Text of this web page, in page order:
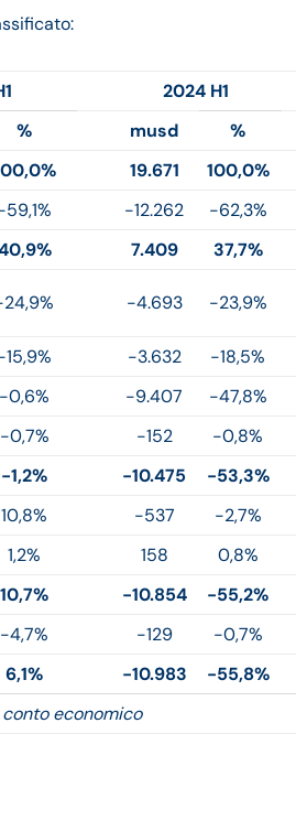
2024 H1
% musd %
19.671 100,0%
-12.262 -62,3%
7.409 37,7%
-4.693 -23,9%
-3.632 -18,5%
-0,6% -9.407 -47,8%
-0,7% -152 -0,8%
-1,2% -10.475 -53,3%
10,8% -537 -2,7%
1,2% 158 0,8%
10,7% -10.854 -55,2%
-4,7% -129 -0,7%
6,1% -10.983 -55,8%
economico